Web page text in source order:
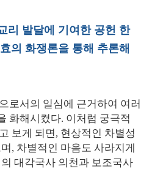
리 발달에 기여한 공헌 한
의 화쟁론을 통해 추론해
로서의 일심에 근거하여 여러
화해시켰다. 이처럼 궁극적
보게 되면, 현상적인 차별성
, 차별적인 마음도 사라지게
대각국사 의천과 보조국사